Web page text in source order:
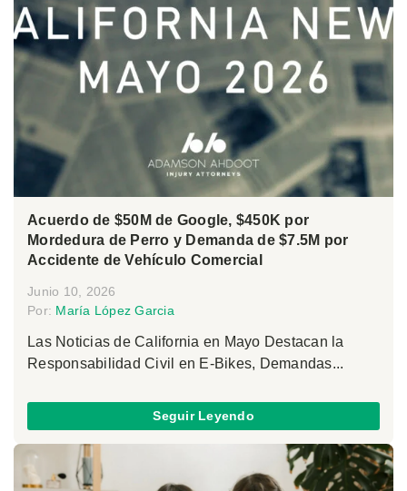
Acuerdo de $50M de Google, $450K por
Mordedura de Perro y Demanda de $7.5M por
Accidente de Vehículo Comercial
Junio 10, 2026
Por: María López Garcia
Las Noticias de California en Mayo Destacan la
Responsabilidad Civil en E-Bikes, Demandas...
Seguir Leyendo